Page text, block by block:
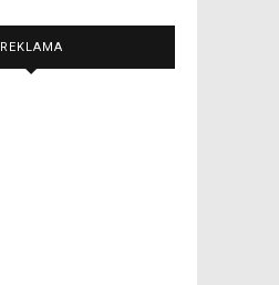
REKLAMA